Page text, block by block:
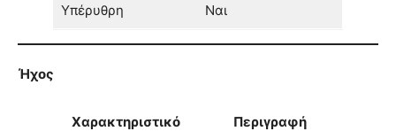
Υπέρυθρη Ναι
Ήχος
Χαρακτηριστικό Περιγραφή